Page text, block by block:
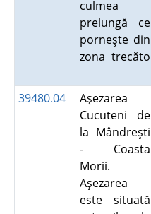
culmea
prelungă ce
porneşte din
zona trecăto
39480.04
Aşezarea
Cucuteni de
la Mândreşti
- Coasta
Morii.
Aşezarea
este situată